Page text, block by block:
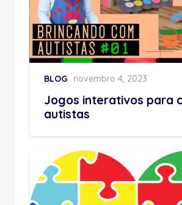
BLOG novembro 4, 2023
Jogos interativos para
autistas